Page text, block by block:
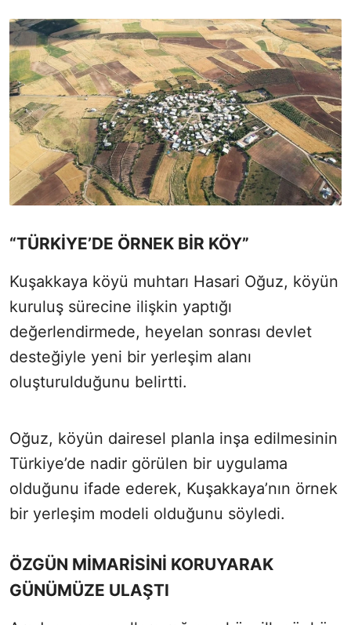
“TÜRKİYE’DE ÖRNEK BİR KÖY”
Kuşakkaya köyü muhtarı Hasari Oğuz, köyün
kuruluş sürecine ilişkin yaptığı
değerlendirmede, heyelan sonrası devlet
desteğiyle yeni bir yerleşim alanı
oluşturulduğunu belirtti.
Oğuz, köyün dairesel planla inşa edilmesinin
Türkiye’de nadir görülen bir uygulama
olduğunu ifade ederek, Kuşakkaya’nın örnek
bir yerleşim modeli olduğunu söyledi.
ÖZGÜN MİMARİSİNİ KORUYARAK
GÜNÜMÜZE ULAŞTI